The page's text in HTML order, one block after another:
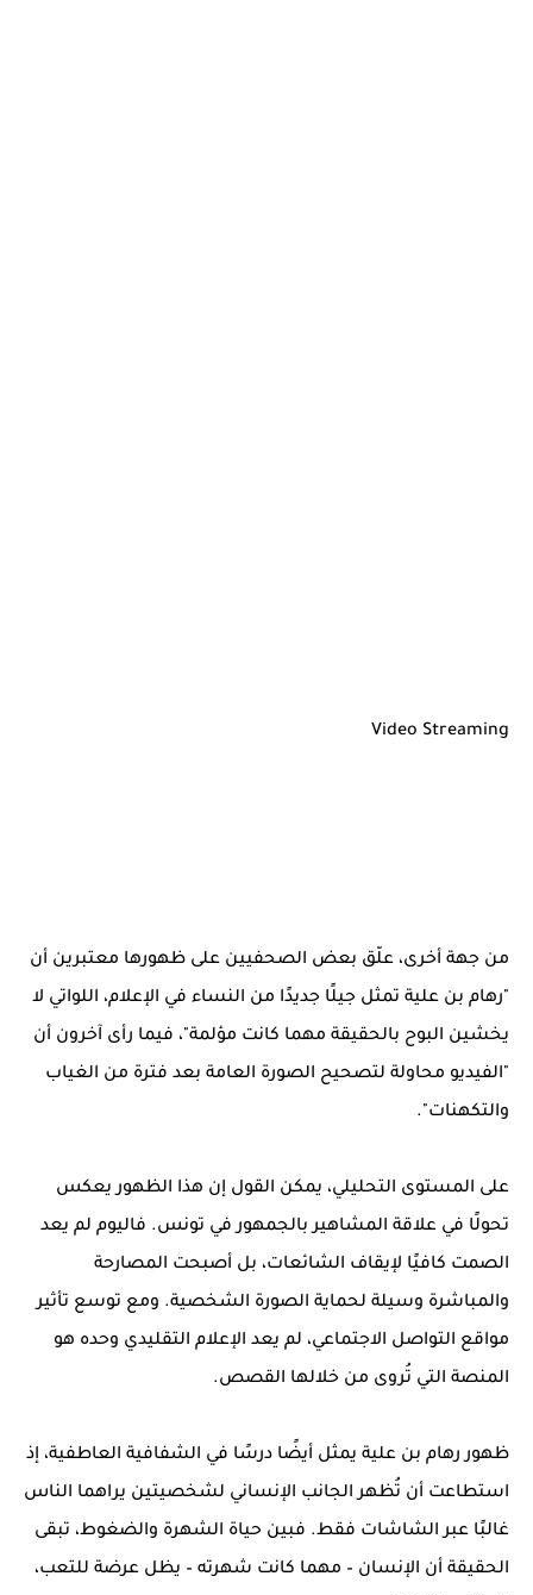
Video Streaming
من جهة أخرى، علّق بعض الصحفيين على ظهورها معتبرين أن
"رهام بن علية تمثل جيلًا جديدًا من النساء في الإعلام، اللواتي لا
يخشين البوح بالحقيقة مهما كانت مؤلمة"، فيما رأى آخرون أن
"الفيديو محاولة لتصحيح الصورة العامة بعد فترة من الغياب
والتكهنات".
على المستوى التحليلي، يمكن القول إن هذا الظهور يعكس
تحولًا في علاقة المشاهير بالجمهور في تونس. فاليوم لم يعد
الصمت كافيًا لإيقاف الشائعات، بل أصبحت المصارحة
والمباشرة وسيلة لحماية الصورة الشخصية. ومع توسع تأثير
مواقع التواصل الاجتماعي، لم يعد الإعلام التقليدي وحده هو
المنصة التي تُروى من خلالها القصص.
ظهور رهام بن علية يمثل أيضًا درسًا في الشفافية العاطفية، إذ
استطاعت أن تُظهر الجانب الإنساني لشخصيتين يراهما الناس
غالبًا عبر الشاشات فقط. فبين حياة الشهرة والضغوط، تبقى
الحقيقة أن الإنسان – مهما كانت شهرته – يظل عرضة للتعب،